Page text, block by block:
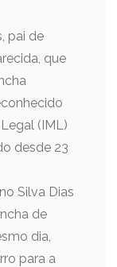
pai de
que
(IML)
desde 23
Silva Dias
de
dia,
para a